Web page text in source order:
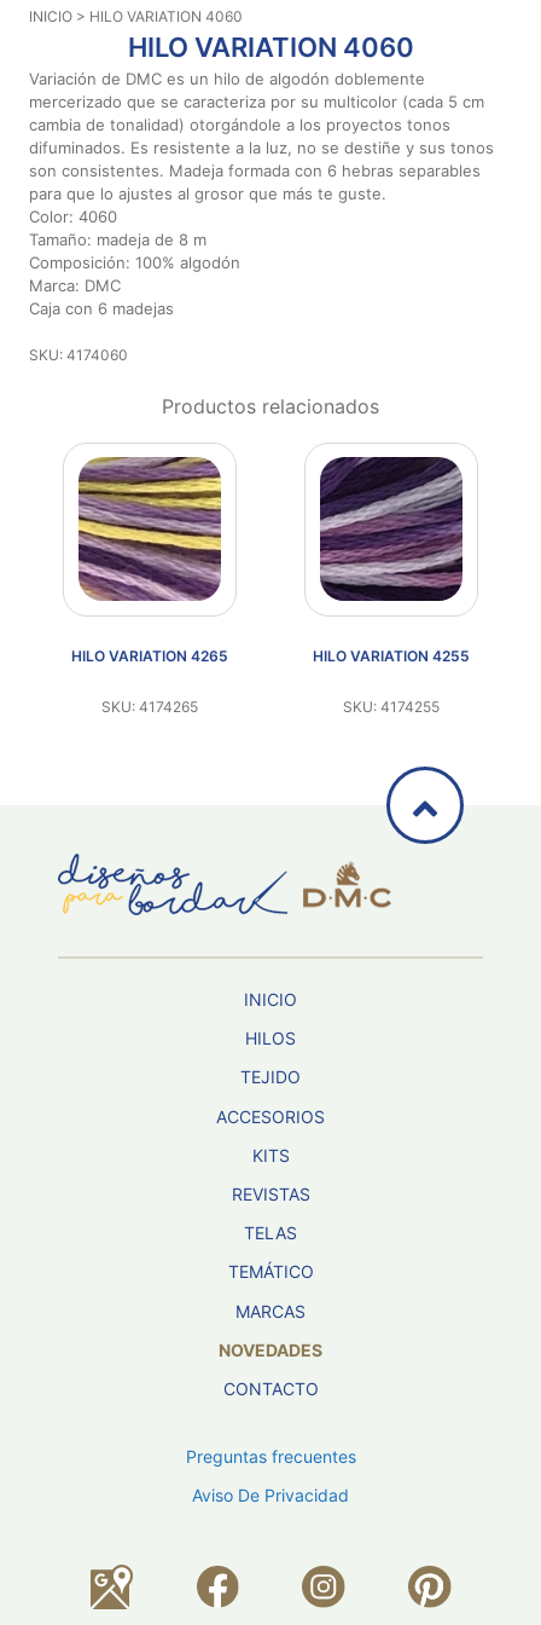
Aviso De
2026
Diseños
Para
Bordar
Distribuidores
INICIO > HILO VARIATION 4060
HILO VARIATION 4060
Variación de DMC es un hilo de algodón doblemente
mercerizado que se caracteriza por su multicolor (cada 5 cm
cambia de tonalidad) otorgándole a los proyectos tonos
difuminados. Es resistente a la luz, no se destiñe y sus tonos
son consistentes. Madeja formada con 6 hebras separables
para que lo ajustes al grosor que más te guste.
Color: 4060
Tamaño: madeja de 8 m
Composición: 100% algodón
Marca: DMC
Caja con 6 madejas
SKU: 4174060
Productos relacionados
HILO VARIATION 4265
SKU: 4174265
HILO VARIATION 4255
SKU: 4174255
INICIO
HILOS
TEJIDO
ACCESORIOS
KITS
REVISTAS
TELAS
TEMÁTICO
MARCAS
NOVEDADES
CONTACTO
Preguntas frecuentes
Aviso De Privacidad